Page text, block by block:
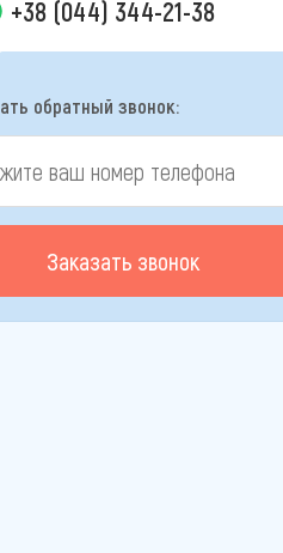
+38 (044) 344-21-38
обратный звонок:
Заказать звонок